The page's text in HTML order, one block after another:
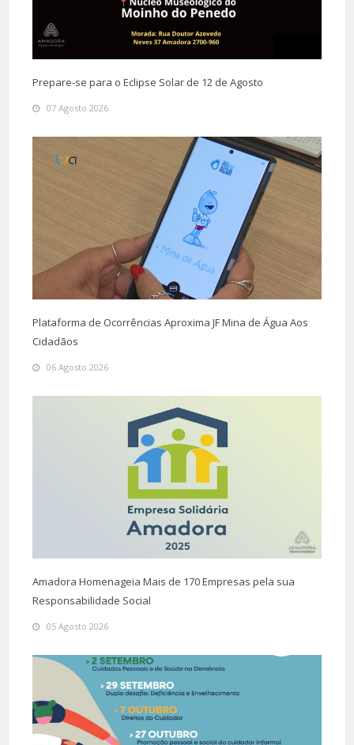
Prepare-se para o Eclipse Solar de 12 de Agosto
07 Agosto 2026
Plataforma de Ocorrências Aproxima JF Mina de Água Aos
Cidadãos
06 Agosto 2026
Amadora Homenageia Mais de 170 Empresas pela sua
Responsabilidade Social
05 Agosto 2026